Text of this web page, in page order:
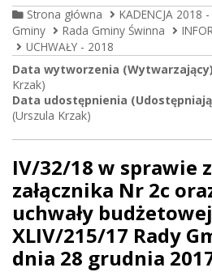
Strona główna KADENCJA 2018
Gminy
Rada Gminy Świnna
UCHWAŁY - 2018
Data wytworzenia
Krzak)
Data udostępnienia
(Urszula Krzak)
IV/32/18 w sprawie
załącznika Nr 2c
uchwały
XLIV/215/17 Rady
dnia 28 grudnia